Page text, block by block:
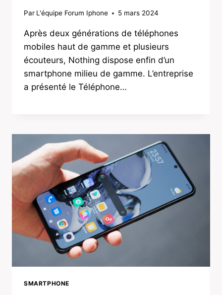
Par L'équipe Forum Iphone 5 mars 2024
Après deux générations de téléphones
mobiles haut de gamme et plusieurs
écouteurs, Nothing dispose enfin d’un
smartphone milieu de gamme. L’entreprise
a présenté le Téléphone…
SMARTPHONE